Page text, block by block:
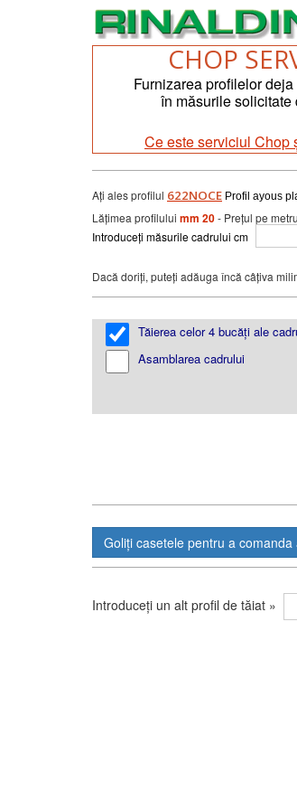
CHOP
Furnizarea profilelor deja
în măsurile solicitate
Ce este serviciul Chop
Ați ales profilul 622NOCE Profil ayous
Lățimea profilului mm 20- Prețul pe metru
Introduceți măsurile cadrului cm
Dacă doriți, puteți adăuga încă câțiva
Tăierea celor 4 bucăți ale
Asamblarea cadrului
Introduceți un alt profil de tăiat »